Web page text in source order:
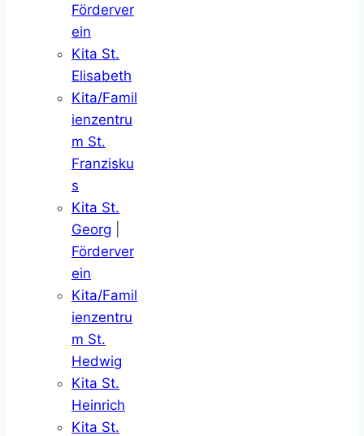
Förderver
ein
Kita St.
Elisabeth
Kita/Famil
ienzentru
m St.
Franzisku
s
Kita St.
Georg
Förderver
ein
Kita/Famil
ienzentru
m St.
Hedwig
Kita St.
Heinrich
Kita St.